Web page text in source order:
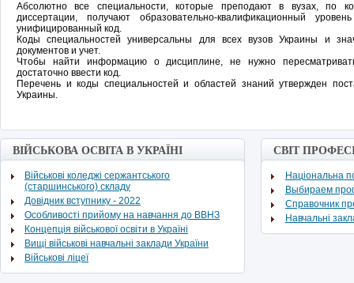
Абсолютно все специальности, которые преподают в вузах, по
диссертации, получают образовательно-квалификационный
унифицированный код.
Коды специальностей универсальны для всех вузов Украины и
документов и учет.
Чтобы найти информацию о дисциплине, не нужно
достаточно ввести код.
Перечень и коды специальностей и областей знаний утвержден
Украины.
ВІЙСЬКОВА ОСВІТА В УКРАЇНІ
Військові коледжі сержантського
(старшинського) складу
Довідник вступнику - 2022
Особливості прийому на навчання до ВВНЗ
Концепція військової освіти в Україні
Вищі військові навчальні заклади України
Військові ліцеї
СВІТ
Національна
Выбираем
Cправочник
Навчальні